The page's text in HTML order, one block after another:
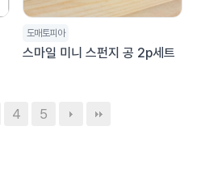
도매토피아
스마일 미니 스펀지 공 2p세트
4 5